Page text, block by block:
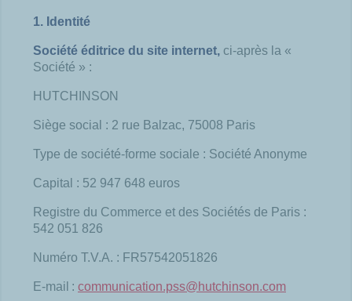
1. Identité
Société éditrice du site internet, ci-après la «
Société » :
HUTCHINSON
Siège social : 2 rue Balzac, 75008 Paris
Type de société-forme sociale : Société Anonyme
Capital : 52 947 648 euros
Registre du Commerce et des Sociétés de Paris :
542 051 826
Numéro T.V.A. : FR57542051826
E-mail : communication.pss@hutchinson.com